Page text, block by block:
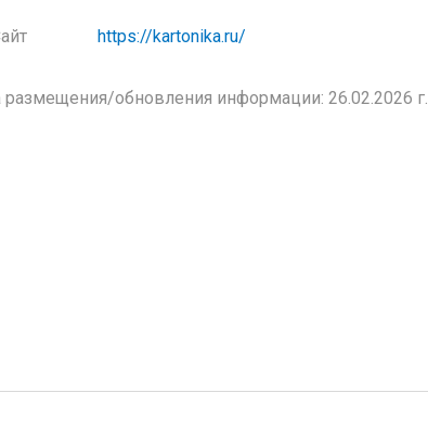
https://kartonika.ru/
размещения/обновления информации: 26.02.2026 г.